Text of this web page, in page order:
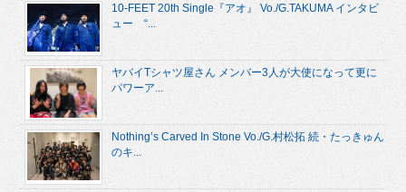
10-FEET 20th Single『アオ』 Vo./G.TAKUMA インタビ
ュー “...
ヤバイTシャツ屋さん メンバー3人が大使になって更に
パワーア...
Nothing’s Carved In Stone Vo./G.村松拓 続・たっきゅん
のキ...